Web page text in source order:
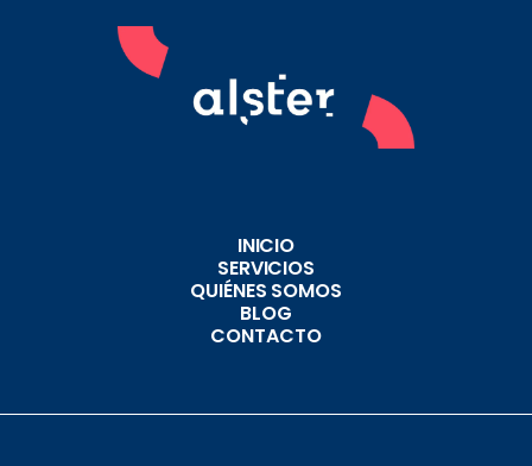
INICIO
SERVICIOS
QUIÉNES SOMOS
BLOG
CONTACTO